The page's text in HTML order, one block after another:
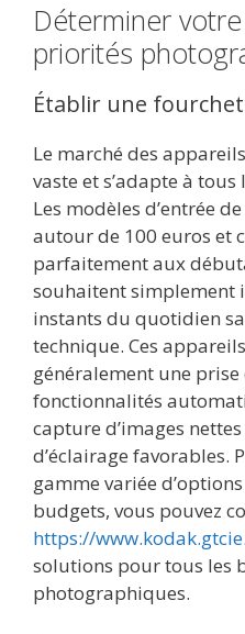
Déterminer
priorités
Établir une
Le marché des
vaste et s’adapte à
Les modèles d’entrée
autour de 100 euros et
parfaitement aux
souhaitent simplement
instants du quotidien
technique. Ces
généralement une
fonctionnalités
capture d’images
d’éclairage favorables.
gamme variée
budgets, vous pouvez
https://
solutions pour tous les
photographiques.